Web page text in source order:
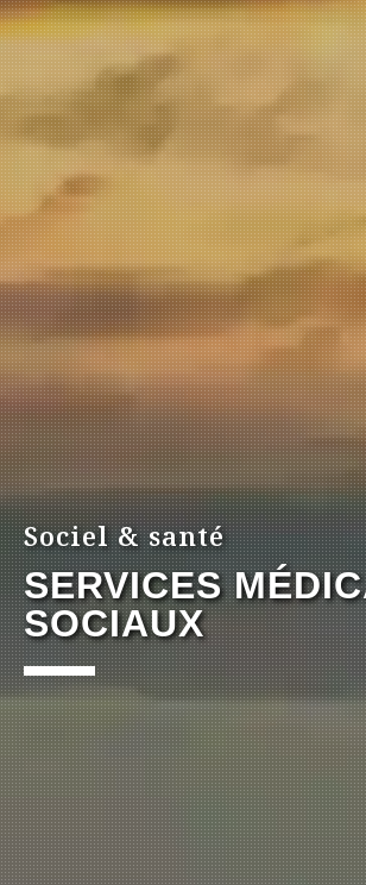
Sociel & santé
SERVICES
SOCIAUX